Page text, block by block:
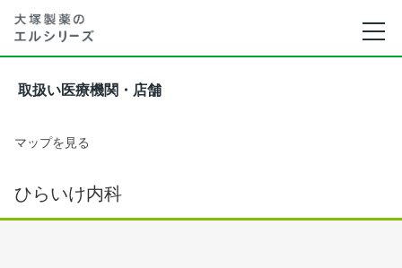
取扱い医療機関・店舗
マップを見る
ひらいけ内科